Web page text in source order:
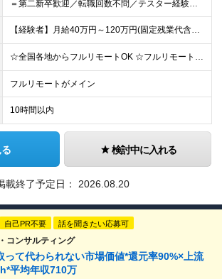
＝第二新卒歓迎／転職回数不問／テスター経験のみでもOK＝ ■学歴不問 ■ブランクOK ■エンジニアとしての実務経験1年以上 ※開発・インフラ・工程・言語は不問 ※テスター、運用保守経験のみの方も歓迎
【経験者】月給40万円～120万円(固定残業代含む)+各種手当 ★前職給与の総収入額を100％保証｜還元率83％〜 ※固定残業代は、時間外労働の有無に関わらず30時間分を、月5万8000円～15万7
☆全国各地からフルリモートOK ☆フルリモートの社員が約8割！ ※希望をヒアリングした上で決定します 現在100名の社員のうち、約80名がフルリモートで活躍中。 一都三県、大阪、福岡、札幌、名古屋な
フルリモートがメイン
10時間以内
検討中に入れる
載終了予定日： 2026.08.20
自己PR不要 話を聞きたい応募可
コンサルティング
って代わられない市場価値*還元率90%×上流
平均年収710万